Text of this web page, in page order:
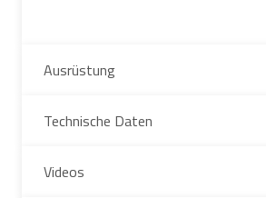
Ausrüstung
Technische Daten
Videos